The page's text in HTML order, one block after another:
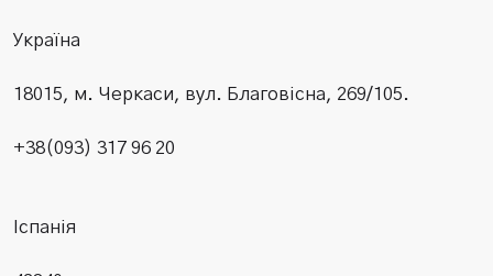
Україна
18015, м. Черкаси, вул. Благовісна, 269/105.
+38(093) 317 96 20
Іспанія